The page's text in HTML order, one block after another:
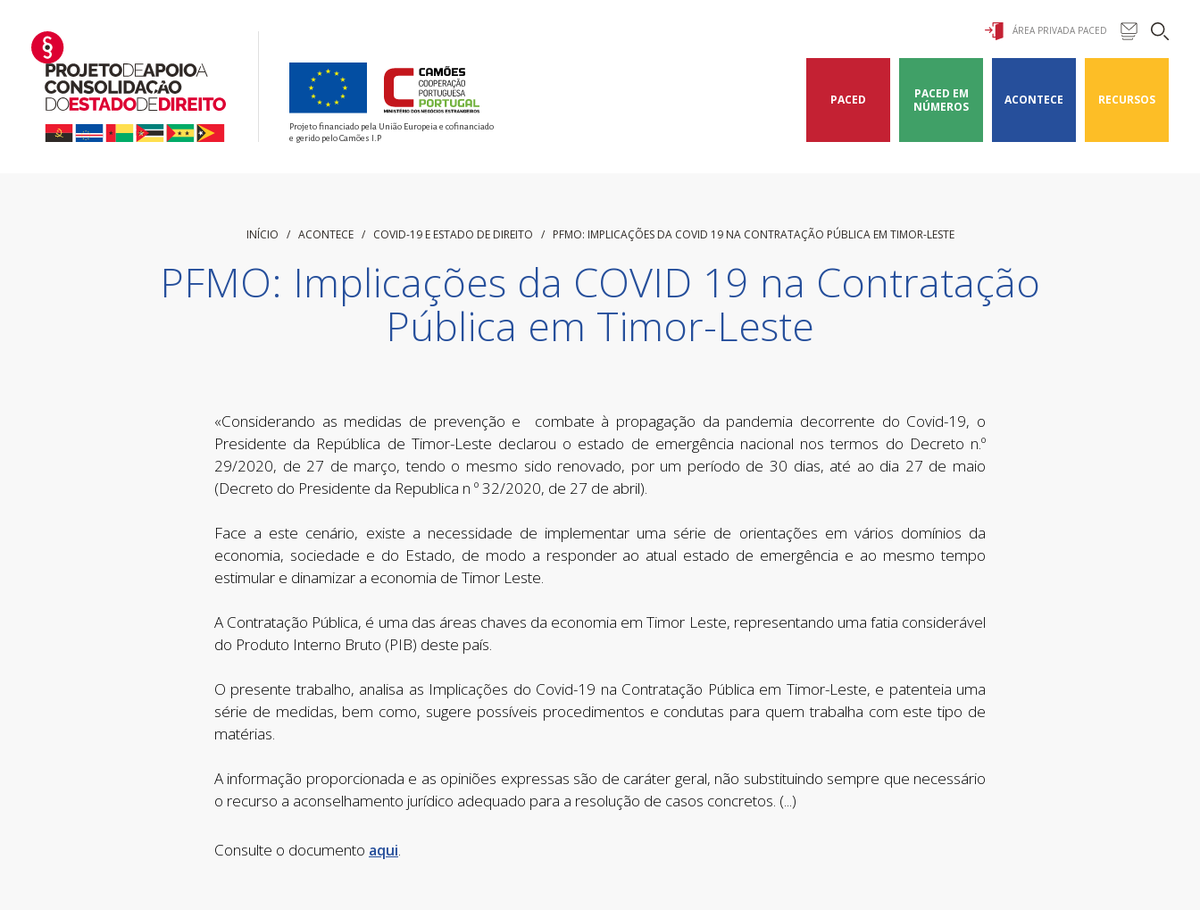
Projeto financiado pela União Europeia e cofinanciado
e gerido pelo Camões I.P
ÁREA PRIVADA PACED
PACED
PACED EM
NÚMEROS
ACONTECE RECURSOS
INÍCIO / ACONTECE / COVID-19 E ESTADO DE DIREITO / PFMO: IMPLICAÇÕES DA COVID 19 NA CONTRATAÇÃO PÚBLICA EM TIMOR-LESTE
PFMO: Implicações da COVID 19 na Contratação
Pública em Timor-Leste
«Considerando as medidas de prevenção e combate à propagação da pandemia decorrente do Covid-19, o
Presidente da República de Timor-Leste declarou o estado de emergência nacional nos termos do Decreto n.º
29/2020, de 27 de março, tendo o mesmo sido renovado, por um período de 30 dias, até ao dia 27 de maio
(Decreto do Presidente da Republica n º 32/2020, de 27 de abril).
Face a este cenário, existe a necessidade de implementar uma série de orientações em vários domínios da
economia, sociedade e do Estado, de modo a responder ao atual estado de emergência e ao mesmo tempo
estimular e dinamizar a economia de Timor Leste.
A Contratação Pública, é uma das áreas chaves da economia em Timor Leste, representando uma fatia considerável
do Produto Interno Bruto (PIB) deste país.
O presente trabalho, analisa as Implicações do Covid-19 na Contratação Pública em Timor-Leste, e patenteia uma
série de medidas, bem como, sugere possíveis procedimentos e condutas para quem trabalha com este tipo de
matérias.
A informação proporcionada e as opiniões expressas são de caráter geral, não substituindo sempre que necessário
o recurso a aconselhamento jurídico adequado para a resolução de casos concretos. (...)
Consulte o documento aqui.